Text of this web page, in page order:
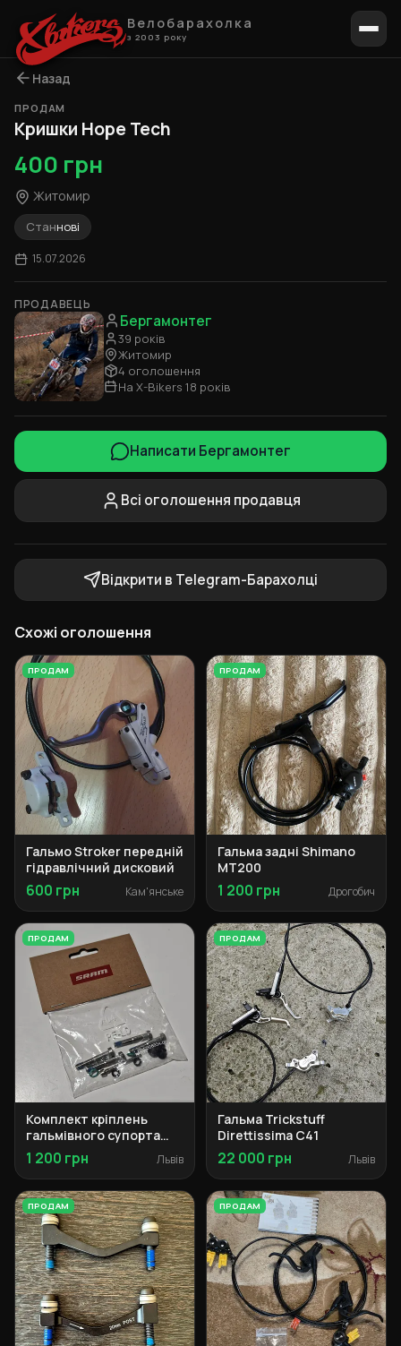
Велобарахолка
з 2003 року
Назад
ПРОДАМ
Кришки Hope Tech
400 грн
Житомир
Станнові
15.07.2026
ПРОДАВЕЦЬ
Бергамонтег
39 років
Житомир
4 оголошення
На X-Bikers 18 років
Написати Бергамонтег
Всі оголошення продавця
Відкрити в Telegram-Барахолці
Схожі оголошення
ПРОДАМ
Гальмо Stroker передній
гідравлічний дисковий
600 грн Кам'янське
ПРОДАМ
Гальма задні Shimano
MT200
1 200 грн Дрогобич
ПРОДАМ
Комплект кріплень
гальмівного супорта
SRAM Maven
1 200 грн Львів
ПРОДАМ
Гальма Trickstuff
Direttissima C41
22 000 грн Львів
ПРОДАМ ПРОДАМ